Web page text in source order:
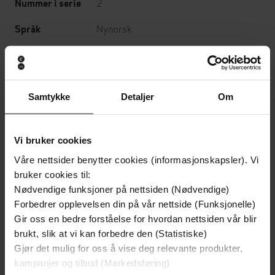
Samtykke Detaljer Om
Vi bruker cookies
Våre nettsider benytter cookies (informasjonskapsler). Vi
bruker cookies til:
Nødvendige funksjoner på nettsiden (Nødvendige)
Forbedrer opplevelsen din på vår nettside (Funksjonelle)
Gir oss en bedre forståelse for hvordan nettsiden vår blir
brukt, slik at vi kan forbedre den (Statistiske)
Gjør det mulig for oss å vise deg relevante produkter,
kampanjer og tilbud (Markedsføring)
Nummer i serie
Språk Nynorsk
Format
DRM-beskyttelse Vannmerket
9788249516186
Om boken
TERNINGKAST 6 - Odd E. Nerbø, Bergens Tidene.
Eilert Knutsen er berre seksten og eit halvt år gammal da
han går om bord i dampskipet S/S Juno i Kristiansund,
med kurs for Amerika. På kaia står far hans, slåttekaren